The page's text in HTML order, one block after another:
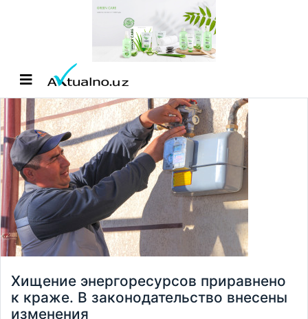
Хищение энергоресурсов приравнено
к краже. В законодательство внесены
изменения